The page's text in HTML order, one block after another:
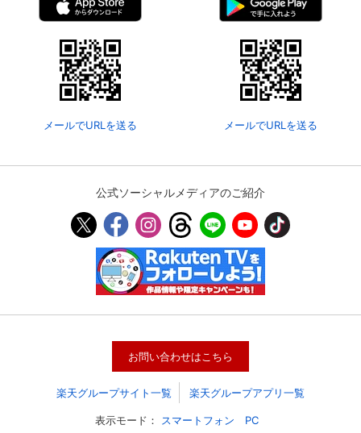
基本情報、本人連絡先、パスワード 、クレ
ジットカード情報の変更が可能です。
決済方法の変更が可能です。
メールでURLを送る メールでURLを送る
公式ソーシャルメディアのご紹介
お問い合わせはこちら
楽天グループサイト一覧 楽天グループアプリ一覧
表示モード： スマートフォン PC